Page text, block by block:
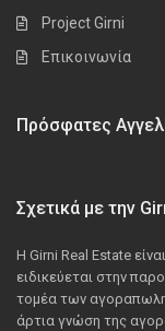
Project Girni
Επικοινωνία
Πρόσφατες
Σχετικά με την
Η Girni Real Estate
ειδικεύεται στην
τομέα των
άρτια γνώση της